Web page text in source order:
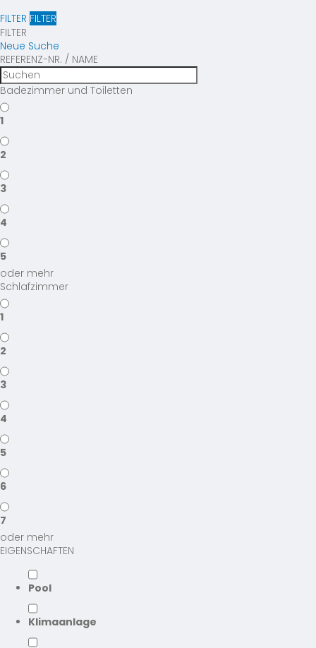
FILTER FILTER
FILTER
Neue Suche
REFERENZ-NR. / NAME
Badezimmer und Toiletten
1
2
3
4
5
oder mehr
Schlafzimmer
1
2
3
4
5
6
7
oder mehr
EIGENSCHAFTEN
Pool
Klimaanlage